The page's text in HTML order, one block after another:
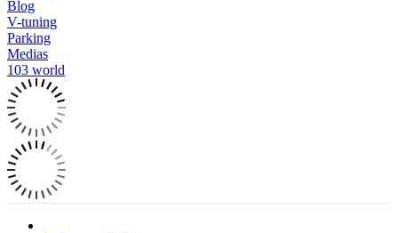
Blog
V-tuning
Parking
Medias
103 world